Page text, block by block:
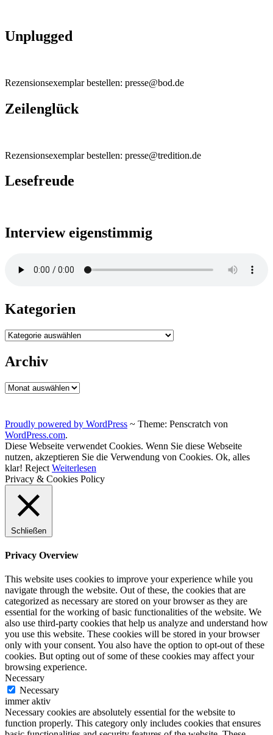
Unplugged
Rezensionsexemplar bestellen: presse@bod.de
Zeilenglück
Rezensionsexemplar bestellen: presse@tredition.de
Lesefreude
Interview eigenstimmig
Kategorien
Kategorien
Archiv
Archiv
Proudly powered by WordPress ~ Theme: Penscratch von
WordPress.com.
Diese Webseite verwendet Cookies. Wenn Sie diese Webseite
nutzen, akzeptieren Sie die Verwendung von Cookies. Ok, alles
klar! Reject Weiterlesen
Privacy & Cookies Policy
Schließen
Privacy Overview
This website uses cookies to improve your experience while you
navigate through the website. Out of these, the cookies that are
categorized as necessary are stored on your browser as they are
essential for the working of basic functionalities of the website. We
also use third-party cookies that help us analyze and understand how
you use this website. These cookies will be stored in your browser
only with your consent. You also have the option to opt-out of these
cookies. But opting out of some of these cookies may affect your
browsing experience.
Necessary
Necessary
immer aktiv
Necessary cookies are absolutely essential for the website to
function properly. This category only includes cookies that ensures